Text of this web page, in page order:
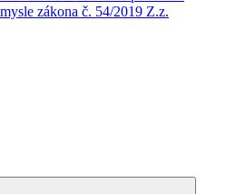
zákona č. 54/2019 Z.z.